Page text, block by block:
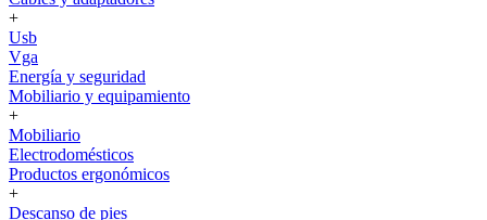
+
Usb
Vga
Energía y seguridad
Mobiliario y equipamiento
+
Mobiliario
Electrodomésticos
Productos ergonómicos
+
Descanso de pies